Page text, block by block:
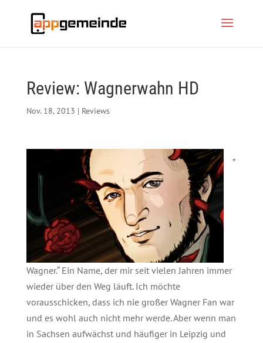
Review: Wagnerwahn HD
Nov. 18, 2013 | Reviews
„
Wagner.“ Ein Name, der mir seit vielen Jahren immer
wieder über den Weg läuft. Ich möchte
vorausschicken, dass ich nie großer Wagner Fan war
und es wohl auch nicht mehr werde. Aber wenn man
in Sachsen aufwächst und häufiger in Leipzig und